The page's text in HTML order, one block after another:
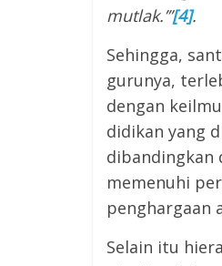
mutlak.’”[4].
Sehingga,
gurunya,
dengan
didikan yang
dibandingkan
memenuhi
penghargaan
Selain itu